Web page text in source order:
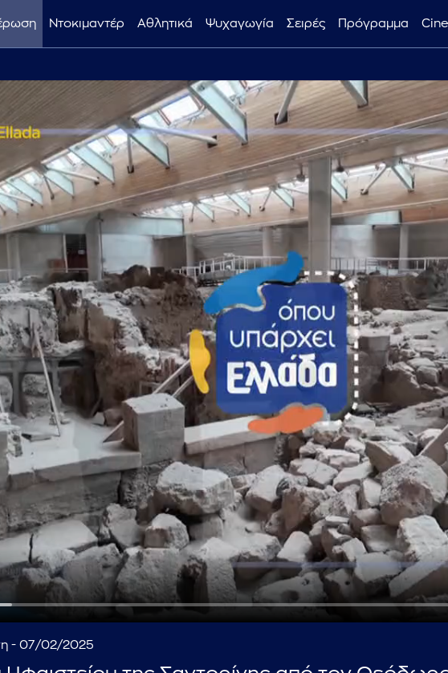
Ντοκιμαντέρ Αθλητικά Ψυχαγωγία Σειρές Πρόγραμμα
...πληκτρολογήστε κείμενο προς αναζήτηση
- 07/02/2025